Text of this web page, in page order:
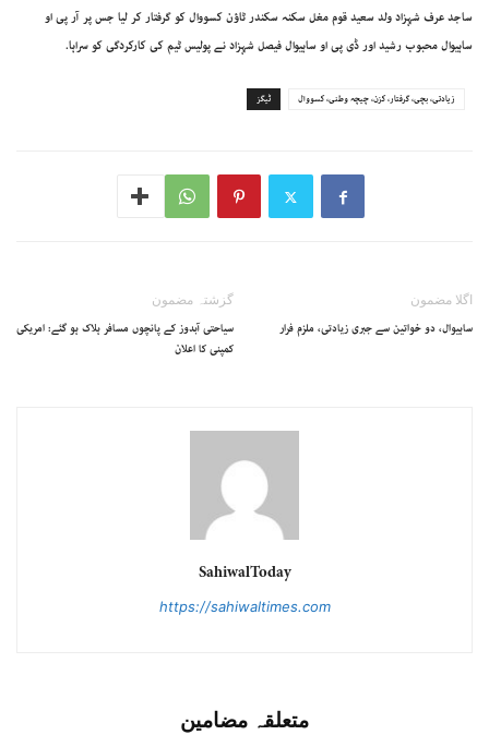
ساجد عرف شہزاد ولد سعید قوم مغل سکنہ سکندر ٹاؤن کسووال کو گرفتار کر لیا جس پر آر پی او
ساہیوال محبوب رشید اور ڈی پی او ساہیوال فیصل شہزاد نے پولیس ٹیم کی کارکردگی کو سراہا.
ٹیگز زیادتی، بچی، گرفتار، کزن، چیچہ وطنی، کسووال
گزشتہ مضمون
سیاحتی آبدوز کے پانچوں مسافر ہلاک ہو گئے: امریکی
کمپنی کا اعلان
اگلا مضمون
ساہیوال، دو خواتین سے جبری زیادتی، ملزم فرار
SahiwalToday
https://sahiwaltimes.com
متعلقہ مضامین